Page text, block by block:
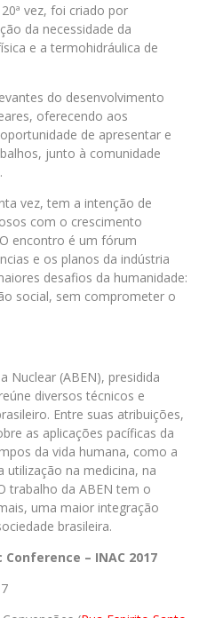
vez, foi criado por
da necessidade da
e a termohidráulica de
do desenvolvimento
oferecendo aos
de apresentar e
junto à comunidade
vez, tem a intenção de
com o crescimento
encontro é um fórum
e os planos da indústria
desafios da humanidade:
social, sem comprometer o
Nuclear (ABEN), presidida
diversos técnicos e
Entre suas atribuições,
as aplicações pacíficas da
da vida humana, como a
utilização na medicina, na
trabalho da ABEN tem o
uma maior integração
brasileira.
– INAC 2017